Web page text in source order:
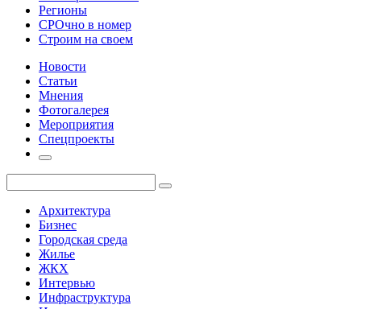
Регионы
СРОчно в номер
Строим на своем
Новости
Статьи
Мнения
Фотогалерея
Мероприятия
Спецпроекты
Архитектура
Бизнес
Городская среда
Жилье
ЖКХ
Интервью
Инфраструктура